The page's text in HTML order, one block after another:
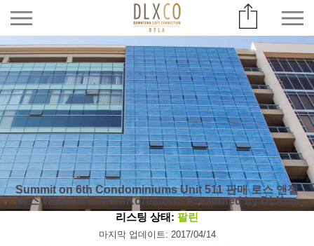
Summit on 6th Condominiums Unit 511 판매 로스 앤젤
레스 Wilshire Center/Koreatown Presented by DLXco
리스팅 상태: 팔린
마지막 업데이트: 2017/04/14